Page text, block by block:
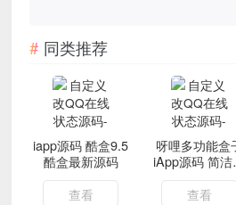
同类推荐
iapp源码 酷盒9.5
酷盒最新源码
查看
呀哩多功能盒
iApp源码 简洁
功能
查看